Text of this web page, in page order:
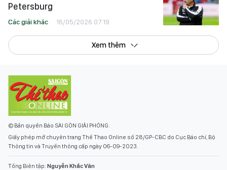
Petersburg
Các giải khác 16/05/2026 07:19
Xem thêm
© Bản quyền Báo SÀI GÒN GIẢI PHÓNG.
Giấy phép mở chuyên trang Thể Thao Online số 28/GP-CBC do Cục Báo chí, Bộ
Thông tin và Truyền thông cấp ngày 06-09-2023.
Tổng Biên tập: Nguyễn Khắc Văn